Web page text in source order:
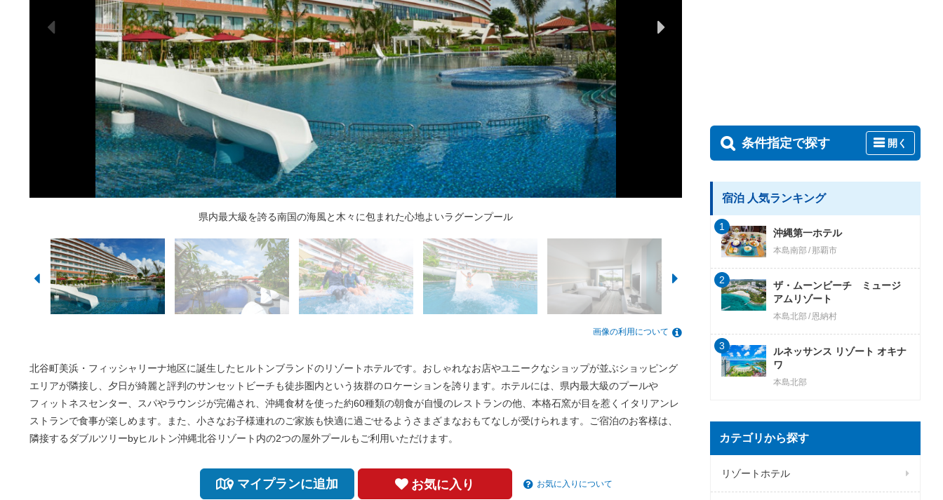
県内最大級を誇る南国の海風と木々に包まれた心地よいラグーンプール
ウォーターフォールのプール(350㎡)で優雅な雰囲気のカスケードプール
水深1ｍのプールエリアでは小さなお子様も安心して遊ぶことができます
子供から大人まで楽しめる２つのスライダーを完備
ガーデンテラスやプールサイドに直結したお部屋、スイートルームなど、さまざまなお部屋タイプをご用意
地元食材を活かした60種類以上の豊富なメニューを取り揃えた朝食ビュッフェ
国際色豊かなお料理をビュッフェスタイルでお楽しみいただけるビュッフェレストラン「スリユン」
地元食材を贅沢に使用した本格イタリアン「コレンテ」
エグゼクティブルーム又はスイートルームにご宿泊のお客様にだけご利用いただけるエグゼクティブラウンジ
極上のリラクゼーションを提供するアマミスパ
画像の利用について
北谷町美浜・フィッシャリーナ地区に誕生したヒルトンブランドのリゾートホテルです。おしゃれなお店やユニークなショップが並ぶショッピング
エリアが隣接し、夕日が綺麗と評判のサンセットビーチも徒歩圏内という抜群のロケーションを誇ります。ホテルには、県内最大級のプールや
フィットネスセンター、スパやラウンジが完備され、沖縄食材を使った約60種類の朝食が自慢のレストランの他、本格石窯が目を惹くイタリアンレ
ストランで食事が楽しめます。また、小さなお子様連れのご家族も快適に過ごせるようさまざまなおもてなしが受けられます。ご宿泊のお客様は、
隣接するダブルツリーbyヒルトン沖縄北谷リゾート内の2つの屋外プールもご利用いただけます。
マイプランに追加 お気に入り お気に入りについて
条件指定で探す 開く
宿泊 人気ランキング
沖縄第一ホテル
本島南部 那覇市
1
ザ・ムーンビーチ ミュージ
アムリゾート
本島北部 恩納村
2
ルネッサンス リゾート オキナ
ワ
本島北部
3
カテゴリから探す
リゾートホテル